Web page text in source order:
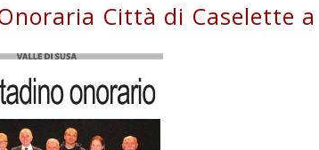
Città di Caselette